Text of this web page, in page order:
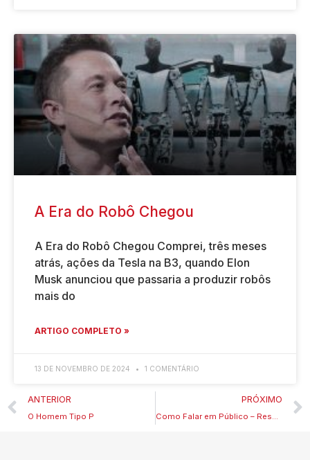
A Era do Robô Chegou
A Era do Robô Chegou Comprei, três meses
atrás, ações da Tesla na B3, quando Elon
Musk anunciou que passaria a produzir robôs
mais do
ARTIGO COMPLETO »
13 DE NOVEMBRO DE 2024 1 COMENTÁRIO
ANTERIOR
O Homem Tipo P
PRÓXIMO
Como Falar em Público – Resumo